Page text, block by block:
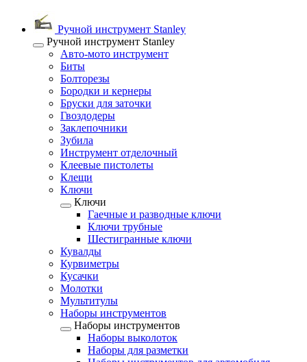
Ручной инструмент Stanley
Ручной инструмент Stanley
Авто-мото инструмент
Биты
Болторезы
Бородки и кернеры
Бруски для заточки
Гвоздодеры
Заклепочники
Зубила
Инструмент отделочный
Клеевые пистолеты
Клещи
Ключи
Ключи
Гаечные и разводные ключи
Ключи трубные
Шестигранные ключи
Кувалды
Курвиметры
Кусачки
Молотки
Мультитулы
Наборы инструментов
Наборы инструментов
Наборы выколоток
Наборы для разметки